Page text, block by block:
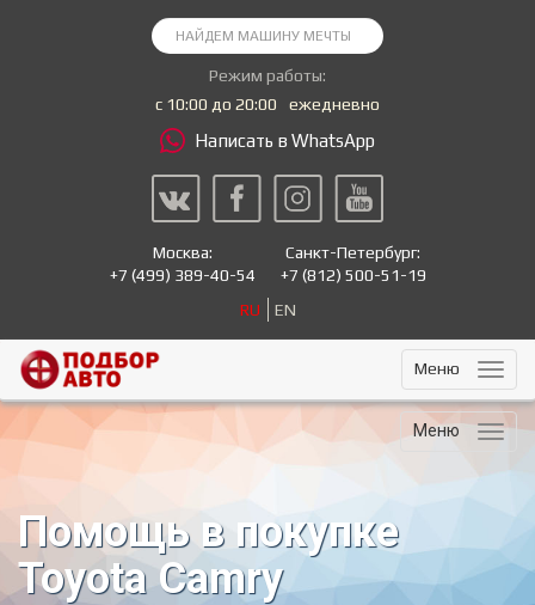
Режим работы:
с 10:00 до 20:00
ежедневно
Написать в WhatsApp
Москва:
+7 (499) 389-40-54
Санкт-Петербург:
+7 (812) 500-51-19
RU
EN
Меню
Меню
Помощь в покупке
Toyota Camry